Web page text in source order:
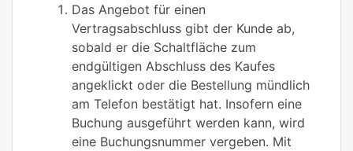
Das Angebot für einen
Vertragsabschluss gibt der Kunde ab,
sobald er die Schaltfläche zum
endgültigen Abschluss des Kaufes
angeklickt oder die Bestellung mündlich
am Telefon bestätigt hat. Insofern eine
Buchung ausgeführt werden kann, wird
eine Buchungsnummer vergeben. Mit